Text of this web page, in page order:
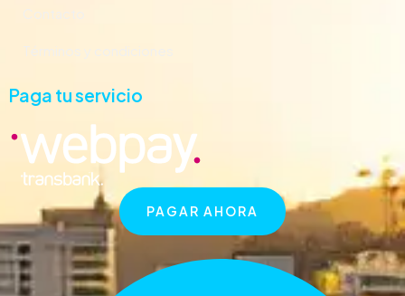
Contacto
Términos y condiciones
Paga tu servicio
PAGAR AHORA